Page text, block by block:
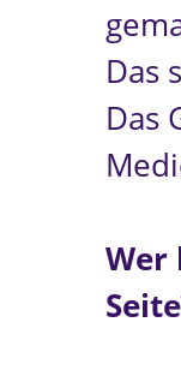
Das
Das
Wer